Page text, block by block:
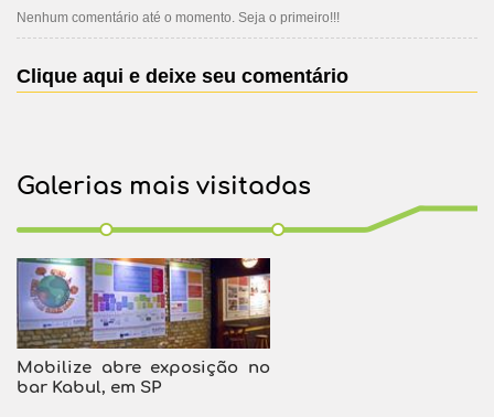
Nenhum comentário até o momento. Seja o primeiro!!!
Clique aqui e deixe seu comentário
Galerias mais visitadas
Mobilize abre exposição no
bar Kabul, em SP